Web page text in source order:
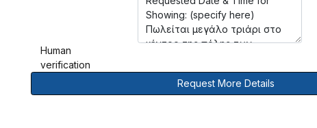
Human
verification
Request More Details